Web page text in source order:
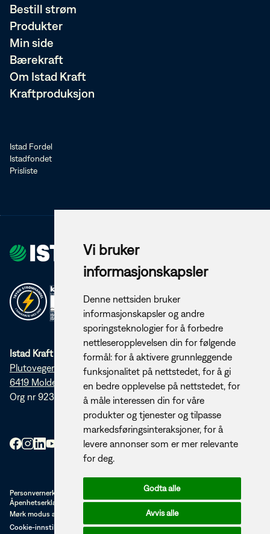
Vi bruker
informasjonskapsler
Denne nettsiden bruker
informasjonskapsler og andre
sporingsteknologier for å forbedre
nettleseropplevelsen din for følgende
formål: for å aktivere grunnleggende
funksjonalitet på nettstedet, for å gi
en bedre opplevelse på nettstedet, for
å måle interessen din for våre
produkter og tjenester og tilpasse
markedsføringsinteraksjoner, for å
levere annonser som er mer relevante
for deg.
Godta alle
Avvis alle
Bestill strøm
Produkter
Min side
Bærekraft
Om Istad Kraft
Kraftproduksjon
Istad Fordel
Istadfondet
Prisliste
Istad Kraft AS
Plutovegen 5
6419 Molde
Org nr 923 253 920
Personvernerklæring
Åpenhetserklæring (PDF)
Mørk modus av/på
Cookie-innstillinger